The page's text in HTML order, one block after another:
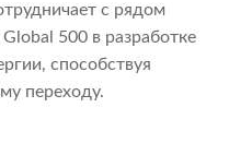
с рядом
500 в разработке
способствуя
переходу.